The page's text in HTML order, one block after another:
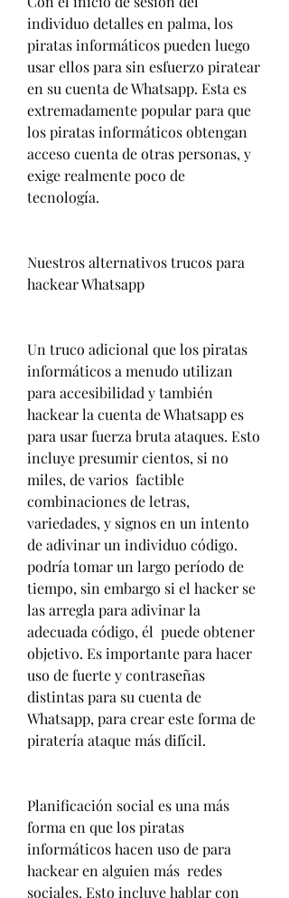
individuo detalles en palma, los
piratas informáticos pueden luego
usar ellos para sin esfuerzo piratear
en su cuenta de Whatsapp. Esta es
extremadamente popular para que
los piratas informáticos obtengan
acceso cuenta de otras personas, y
exige realmente poco de
tecnología.
Nuestros alternativos trucos para
hackear Whatsapp
Un truco adicional que los piratas
informáticos a menudo utilizan
para accesibilidad y también
hackear la cuenta de Whatsapp es
para usar fuerza bruta ataques. Esto
incluye presumir cientos, si no
miles, de varios  factible
combinaciones de letras,
variedades, y signos en un intento
de adivinar un individuo código.
podría tomar un largo período de
tiempo, sin embargo si el hacker se
las arregla para adivinar la
adecuada código, él  puede obtener
objetivo. Es importante para hacer
uso de fuerte y contraseñas
distintas para su cuenta de
Whatsapp, para crear este forma de
piratería ataque más difícil.
Planificación social es una más
forma en que los piratas
informáticos hacen uso de para
hackear en alguien más  redes
sociales. Esto incluye hablar con